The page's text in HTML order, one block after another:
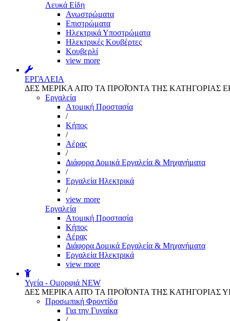
Λευκά Είδη
Ανωστρώματα
Επιστρώματα
Ηλεκτρικά Υποστρώματα
Ηλεκτρικές Κουβέρτες
Κουβερλί
view more
ΕΡΓΑΛΕΙΑ
ΔΕΣ ΜΕΡΙΚΑ ΑΠΌ ΤΑ ΠΡΟΪΌΝΤΑ ΤΗΣ ΚΑΤΗΓΟΡΙΑΣ
Εργαλεία
Aτομική Προστασία
/
Kήπος
/
Αέρας
/
Διάφορα Δομικά Εργαλεία & Μηχανήματα
/
Εργαλεία Ηλεκτρικά
/
view more
Εργαλεία
Aτομική Προστασία
Kήπος
Αέρας
Διάφορα Δομικά Εργαλεία & Μηχανήματα
Εργαλεία Ηλεκτρικά
view more
Υγεία - Ομορφιά NEW
ΔΕΣ ΜΕΡΙΚΑ ΑΠΌ ΤΑ ΠΡΟΪΌΝΤΑ ΤΗΣ ΚΑΤΗΓΟΡΙΑΣ
Προσωπική Φροντίδα
Για την Γυναίκα